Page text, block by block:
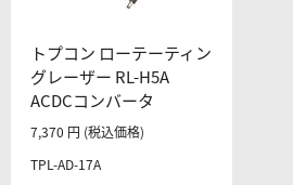
トプコン ローテーティン
グレーザー RL-H5A
ACDCコンバータ
TPL-AD-17A
7,370 円 (税込価格)